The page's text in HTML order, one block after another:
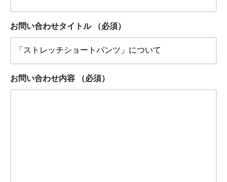
お問い合わせタイトル （必須）
お問い合わせ内容 （必須）